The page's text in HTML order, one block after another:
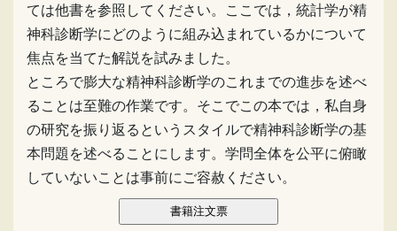
ては他書を参照してください。ここでは，統計学が精
神科診断学にどのように組み込まれているかについて
焦点を当てた解説を試みました。
ところで膨大な精神科診断学のこれまでの進歩を述べ
ることは至難の作業です。そこでこの本では，私自身
の研究を振り返るというスタイルで精神科診断学の基
本問題を述べることにします。学問全体を公平に俯瞰
していないことは事前にご容赦ください。